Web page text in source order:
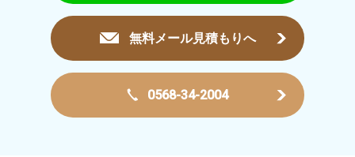
無料メール見積もりへ
0568-34-2004